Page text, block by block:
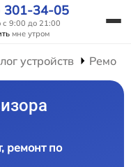
301-34-05
с 9:00 до 21:00
мне утром
устройств Ремонт
ремонт по